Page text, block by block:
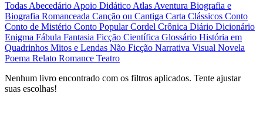
TodasAbecedárioApoio DidáticoAtlasAventura Biografia e
Biografia Romanceada Canção ou Cantiga Carta Clássicos Conto
Conto de Mistério Conto PopularCordel Crônica Diário Dicionário
Enigma Fábula Fantasia Ficção Científica Glossário História em
Quadrinhos Mitos e Lendas Não Ficção Narrativa Visual Novela
Poema Relato Romance Teatro
Nenhum livro encontrado com os filtros aplicados. Tente ajustar
suas escolhas!